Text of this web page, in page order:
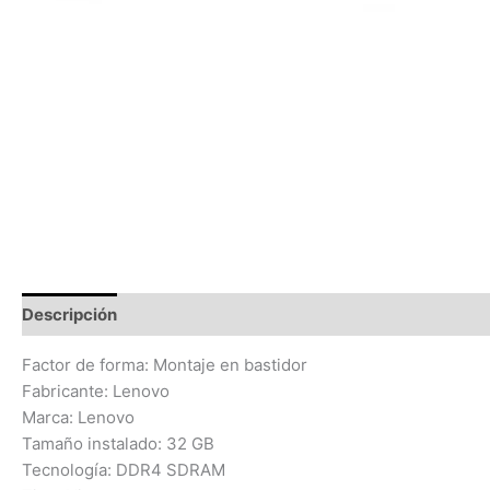
Descripción
Factor de forma: Montaje en bastidor
Fabricante: Lenovo
Marca: Lenovo
Tamaño instalado: 32 GB
Tecnología: DDR4 SDRAM